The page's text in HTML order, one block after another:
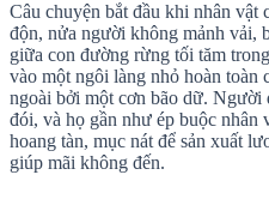
Câu chuyện bắt đầu khi nhân
độn, nửa người không mảnh vải,
giữa con đường rừng tối tăm
vào một ngôi làng nhỏ hoàn toàn
ngoài bởi một cơn bão dữ. Người
đói, và họ gần như ép buộc nhân
hoang tàn, mục nát để sản xuất
giúp mãi không đến.